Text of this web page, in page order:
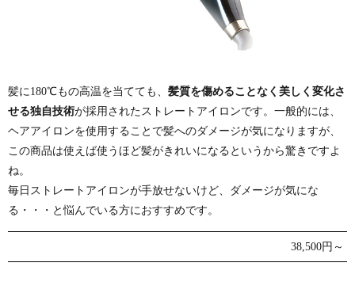
髪に180℃もの高温を当てても、 髪質を傷めることなく美しく変化さ
せる独自技術が採用されたストレートアイロンです。一般的には、
ヘアアイロンを使用することで髪へのダメージが気になりますが、
この商品は使えば使うほど髪がきれいになるというから驚きですよ
ね。
毎日ストレートアイロンが手放せないけど、ダメージが気にな
る・・・と悩んでいる方におすすめです。
38,500円～